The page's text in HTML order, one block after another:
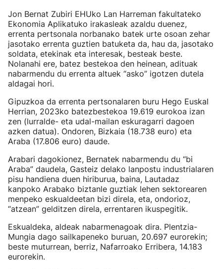
Jon Bernat Zubiri EHUko Lan Harreman fakultateko
Ekonomia Aplikatuko irakasleak azaldu duenez,
errenta pertsonala norbanako batek urte osoan zehar
jasotako errenta guztien batuketa da, hau da, jasotako
soldata, etekinak eta interesak, besteak beste.
Nolanahi ere, batez bestekoa den heinean, adituak
nabarmendu du errenta altuek “asko” igotzen dutela
aldagai hori.
Gipuzkoa da errenta pertsonalaren buru Hego Euskal
Herrian, 2023ko batezbestekoa 19.619 eurokoa izan
zen (lurralde- eta udal-mailan eskuragarri dagoen
azken datua). Ondoren, Bizkaia (18.738 euro) eta
Araba (17.806 euro) daude.
Arabari dagokionez, Bernatek nabarmendu du “bi
Araba” daudela, Gasteiz delako lanpostu industrialaren
pisu handiena duen hiriburua, baina, Lautadaz
kanpoko Arabako biztanle guztiak lehen sektorearen
menpeko eskualdeetan bizi direla, eta, ondorioz,
“atzean” gelditzen direla, errentaren ikuspegitik.
Eskualdeka, aldeak nabarmenagoak dira. Plentzia-
Mungia dago sailkapeneko buruan, 20.697 eurorekin;
beste muturrean, berriz, Nafarroako Erribera, 14.183
eurorekin.